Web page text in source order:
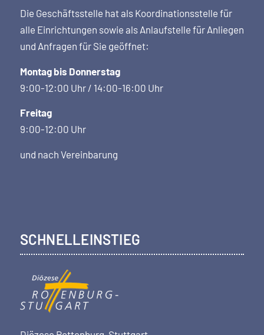
Die Geschäftsstelle hat als Koordi­nations­stelle für
alle Einrichtungen sowie als Anlaufstelle für Anliegen
und Anfragen für Sie geöffnet:
Montag bis Donnerstag
9:00-12:00 Uhr / 14:00-16:00 Uhr
Freitag
9:00-12:00 Uhr
und nach Vereinbarung
SCHNELLEINSTIEG